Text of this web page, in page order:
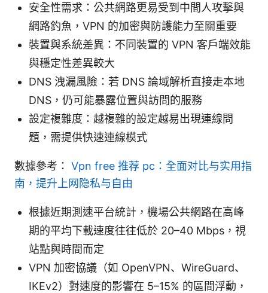
安全性需求：公共網路更易受到中間人攻擊與
網路釣魚，VPN 的加密與防護能力至關重要
裝置與系統差異：不同裝置的 VPN 客戶端效能
與穩定性差異較大
DNS 洩漏風險：若 DNS 論域解析直接走本地
DNS，仍可能暴露位置與訪問的服務
設定複雜度：越複雜的設定越易出現連線問
題，需提供快速連線模式
數據參考： Vpn free 推荐 pc：全面对比与实用指
南，提升上网隐私与自由
根據近期測速平台統計，機場公共網路在高峰
期的平均下載速度往往低於 20–40 Mbps，視
站點與時間而定
VPN 加密協議（如 OpenVPN、WireGuard、
IKEv2）對速度的影響在 5–15% 的區間浮動，